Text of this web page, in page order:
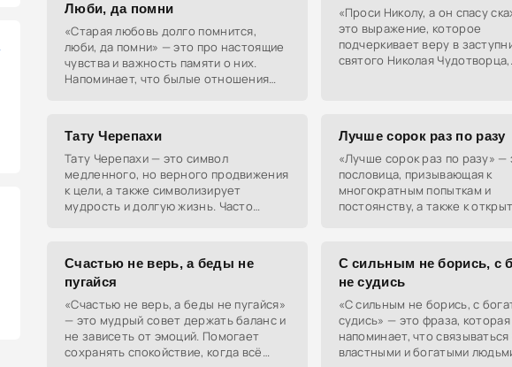
Люби, да помни
«Старая любовь долго помнится,
люби, да помни» — это про настоящие
чувства и важность памяти о них.
Напоминает, что былые отношения
«Проси Николу, а он спасу
это выражение, которое
подчеркивает веру в
святого Николая Чудотворца,
Тату Черепахи
Тату Черепахи — это символ
медленного, но верного продвижения
к цели, а также символизирует
мудрость и долгую жизнь. Часто
Лучше сорок раз по разу
«Лучше сорок раз по разу» —
пословица, призывающая к
многократным попыткам и
постоянству, а также к
Счастью не верь, а беды не
пугайся
«Счастью не верь, а беды не пугайся»
— это мудрый совет держать баланс и
не зависеть от эмоций. Помогает
сохранять спокойствие, когда всё
С сильным не борись, с
не судись
«С сильным не борись, с
судись» — это фраза, которая
напоминает, что связываться
властными и богатыми